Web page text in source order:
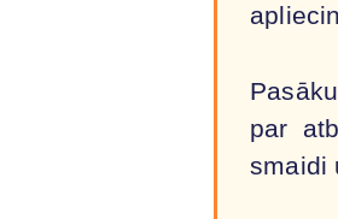
par
smaidi